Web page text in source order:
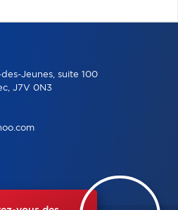
Jeunes, suite 100
J7V 0N3